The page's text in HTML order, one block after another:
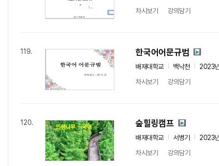
차시보기
강의담기
119. 한국어어문규범
배재대학교 백낙천
2023
차시보기
강의담기
120. 숲힐링캠프
배재대학교 서병기
2023
차시보기
강의담기